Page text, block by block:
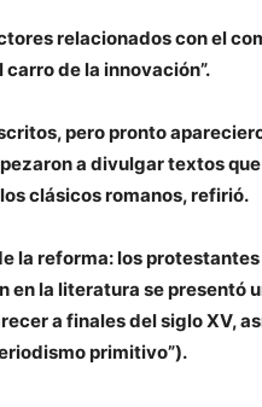
relacionados con el
de la innovación”.
pero pronto
a divulgar textos
clásicos romanos, refirió.
la reforma: los
en la literatura se presentó
a finales del siglo XV,
primitivo”).